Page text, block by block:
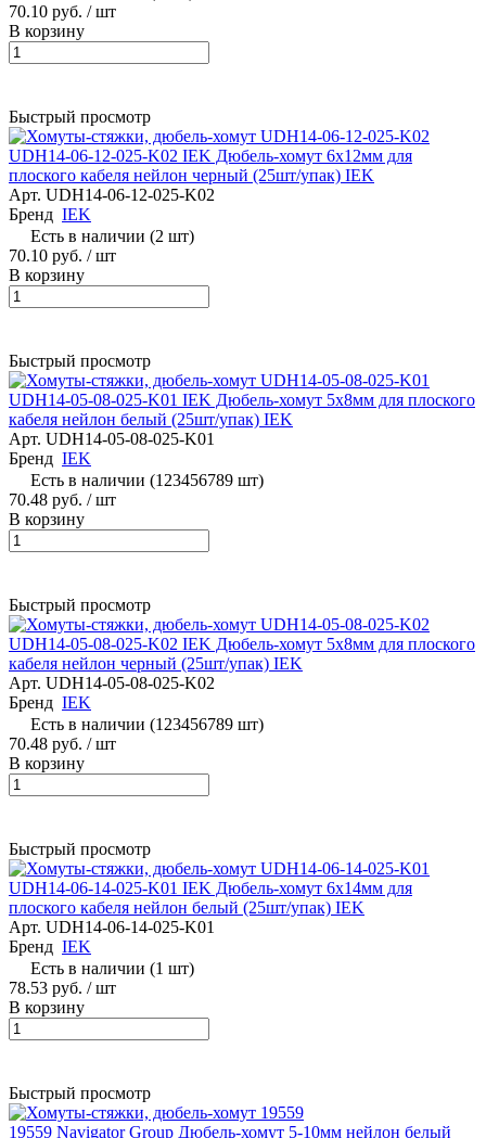
70.10 руб. / шт
В корзину
Быстрый просмотр
UDH14-06-12-025-K02 IEK Дюбель-хомут 6х12мм для
плоского кабеля нейлон черный (25шт/упак) IEK
Арт. UDH14-06-12-025-K02
Бренд IEK
Есть в наличии (2 шт)
70.10 руб. / шт
В корзину
Быстрый просмотр
UDH14-05-08-025-K01 IEK Дюбель-хомут 5х8мм для плоского
кабеля нейлон белый (25шт/упак) IEK
Арт. UDH14-05-08-025-K01
Бренд IEK
Есть в наличии (123456789 шт)
70.48 руб. / шт
В корзину
Быстрый просмотр
UDH14-05-08-025-K02 IEK Дюбель-хомут 5х8мм для плоского
кабеля нейлон черный (25шт/упак) IEK
Арт. UDH14-05-08-025-K02
Бренд IEK
Есть в наличии (123456789 шт)
70.48 руб. / шт
В корзину
Быстрый просмотр
UDH14-06-14-025-K01 IEK Дюбель-хомут 6х14мм для
плоского кабеля нейлон белый (25шт/упак) IEK
Арт. UDH14-06-14-025-K01
Бренд IEK
Есть в наличии (1 шт)
78.53 руб. / шт
В корзину
Быстрый просмотр
19559 Navigator Group Дюбель-хомут 5-10мм нейлон белый